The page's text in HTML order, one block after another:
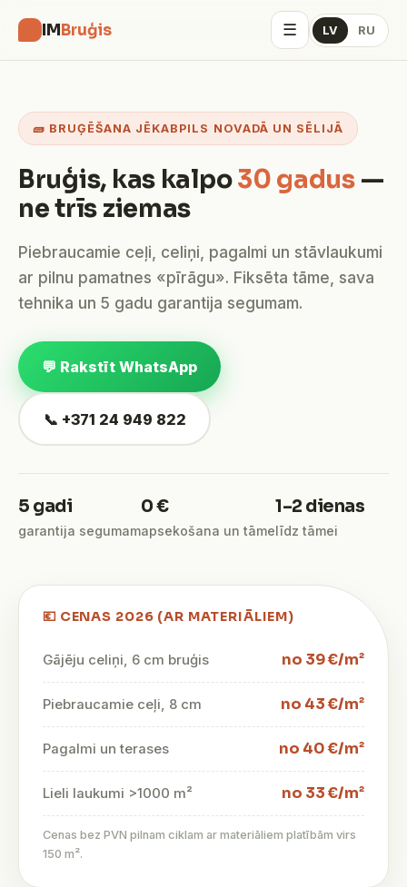
IMBruģis ☰ LV RU
🧱 BRUĢĒŠANA JĒKABPILS NOVADĀ UN SĒLIJĀ
Bruģis, kas kalpo30 gadus—
ne trīs ziemas
Piebraucamie ceļi, celiņi, pagalmi un stāvlaukumi
ar pilnu pamatnes «pīrāgu». Fiksēta tāme, sava
tehnika un 5 gadu garantija segumam.
💬 Rakstīt WhatsApp
📞 +371 24 949 822
5 gadi
garantija segumam
0 €
apsekošana un tāme
1–2 dienas
līdz tāmei
💶 CENAS 2026 (AR MATERIĀLIEM)
Gājēju celiņi, 6 cm bruģis no 39 €/m²
Piebraucamie ceļi, 8 cm no 43 €/m²
Pagalmi un terases no 40 €/m²
Lieli laukumi >1000 m² no 33 €/m²
Cenas bez PVN pilnam ciklam ar materiāliem platībām virs
150 m².